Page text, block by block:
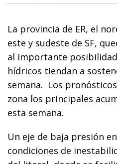
La provincia de ER, el
este y sudeste de SF,
al importante
hídricos tiendan a
semana. Los
zona los principales
esta semana.
Un eje de baja presión
condiciones de